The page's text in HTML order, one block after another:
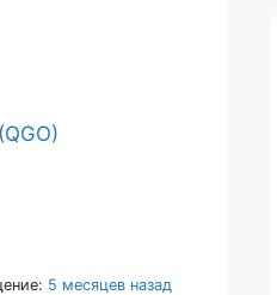
5 месяцев назад